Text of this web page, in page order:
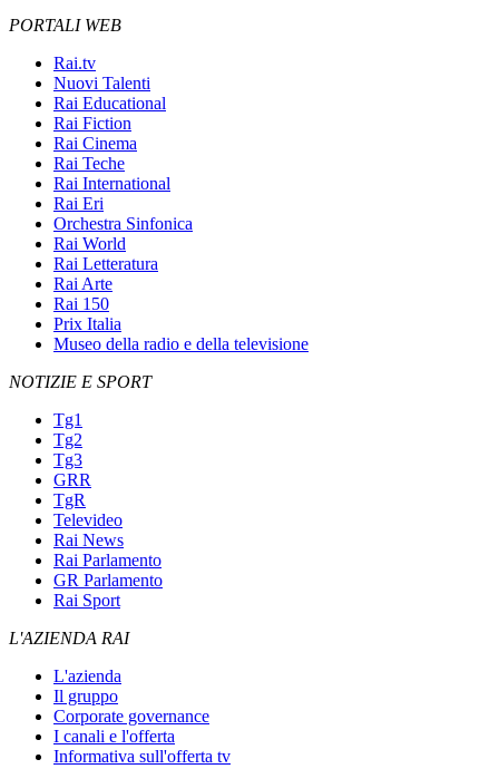
PORTALI WEB
Rai.tv
Nuovi Talenti
Rai Educational
Rai Fiction
Rai Cinema
Rai Teche
Rai International
Rai Eri
Orchestra Sinfonica
Rai World
Rai Letteratura
Rai Arte
Rai 150
Prix Italia
Museo della radio e della televisione
NOTIZIE E SPORT
Tg1
Tg2
Tg3
GRR
TgR
Televideo
Rai News
Rai Parlamento
GR Parlamento
Rai Sport
L'AZIENDA RAI
L'azienda
Il gruppo
Corporate governance
I canali e l'offerta
Informativa sull'offerta tv